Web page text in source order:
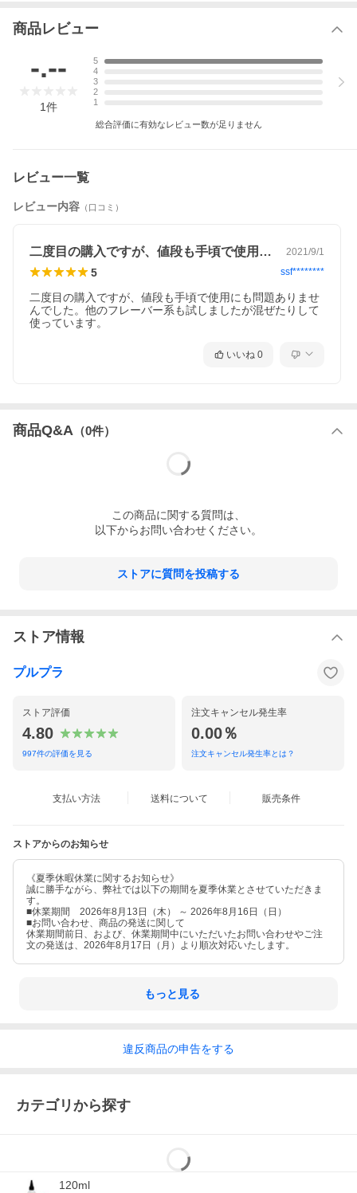
商品レビュー
-.--
1件
5
4
3
2
1
総合評価に有効なレビュー数が足りません
レビュー一覧
レビュー内容 （口コミ）
二度目の購入ですが、値段も手頃で使用に… 2021/9/1
5 ssf********
二度目の購入ですが、値段も手頃で使用にも問題ありませ
んでした。他のフレーバー系も試しましたが混ぜたりして
使っています。
いいね 0
商品Q&A （0件）
この商品に関する質問は、
以下からお問い合わせください。
ストアに質問を投稿する
ストア情報
プルプラ
ストア評価
4.80
997件の評価を見る
注文キャンセル発生率
0.00％
注文キャンセル発生率とは？
支払い方法 送料について 販売条件
ストアからのお知らせ
《夏季休暇休業に関するお知らせ》
誠に勝手ながら、弊社では以下の期間を夏季休業とさせていただきま
す。
■休業期間 2026年8月13日（木） ～ 2026年8月16日（日）
■お問い合わせ、商品の発送に関して
休業期間前日、および、休業期間中にいただいたお問い合わせやご注
文の発送は、2026年8月17日（月）より順次対応いたします。
もっと見る
違反商品の申告をする
カテゴリから探す
120ml